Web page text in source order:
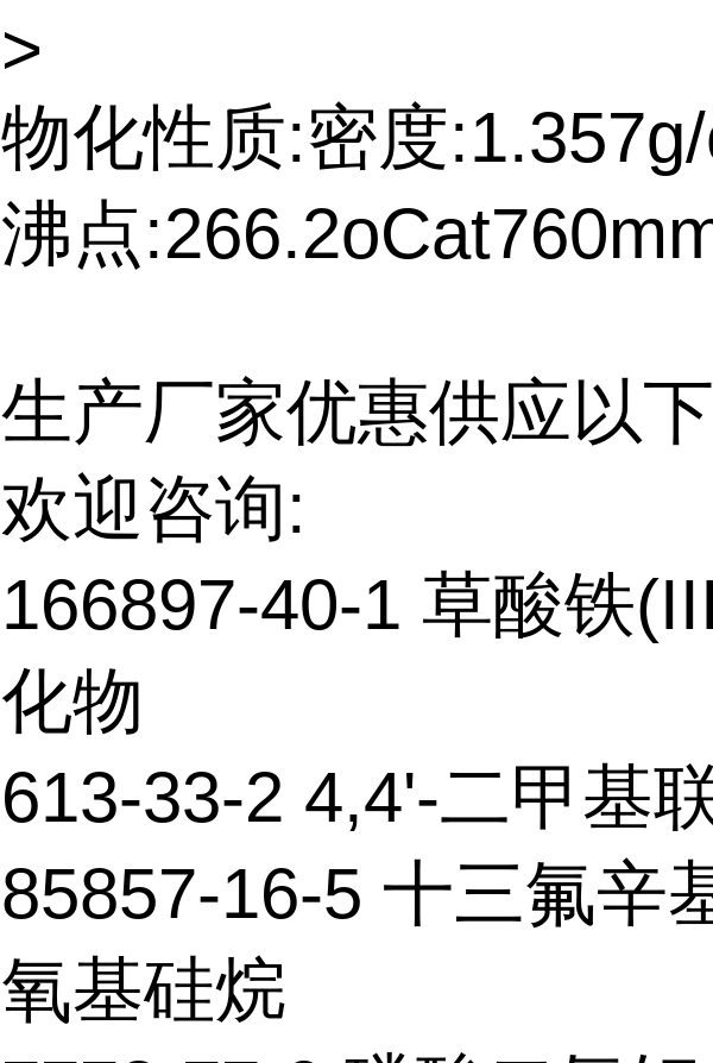
>
物化性质:密度
沸点
生产厂家优惠供应以
欢迎咨询:
166897-40-1 草酸铁
化物
613-33-2 4,4'-二甲基
85857-16-5 十三氟辛
氧基硅烷